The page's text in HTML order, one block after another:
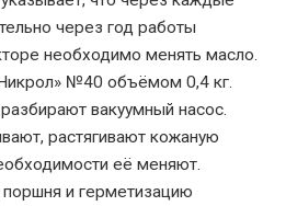
через год работы
необходимо менять масло.
№40 объёмом 0,4 кг.
вакуумный насос.
растягивают кожаную
её меняют.
и герметизацию